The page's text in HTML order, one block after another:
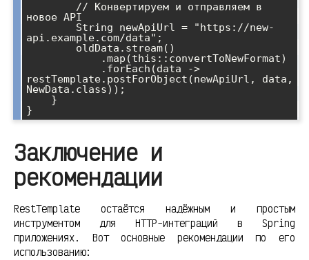
новое API
api.example.com/data";
restTemplate.postForObject(newApiUrl, data,
NewData.class));
}
Заключение и
рекомендации
RestTemplate остаётся надёжным и простым
инструментом для HTTP-интеграций в Spring
приложениях. Вот основные рекомендации по его
использованию: